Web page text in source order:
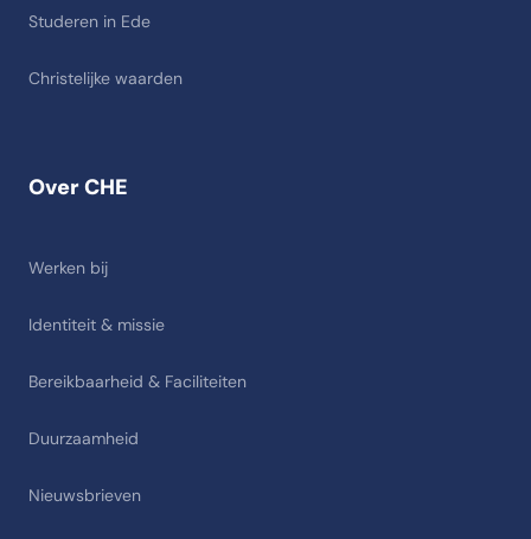
Over CHE
Werken bij
Identiteit & missie
Bereikbaarheid & Faciliteiten
Duurzaamheid
Nieuwsbrieven
Studeren in Ede
Christelijke waarden